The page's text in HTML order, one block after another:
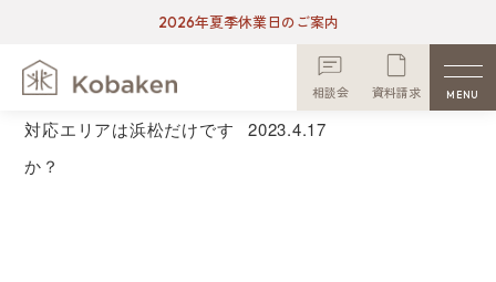
2026年夏季休業日のご案内
相談会 資料請求 MENU
対応エリアは浜松だけです
か？
2023.4.17